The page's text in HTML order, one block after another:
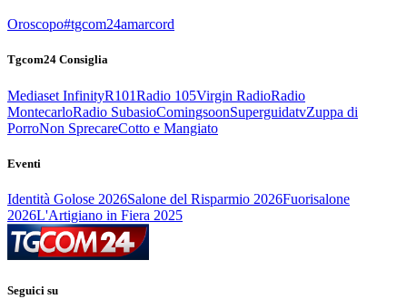
Oroscopo#tgcom24amarcord
Tgcom24 Consiglia
Mediaset InfinityR101Radio 105Virgin RadioRadio
MontecarloRadio SubasioComingsoonSuperguidatvZuppa di
PorroNon SprecareCotto e Mangiato
Eventi
Identità Golose 2026Salone del Risparmio 2026Fuorisalone
2026L'Artigiano in Fiera 2025
Seguici su